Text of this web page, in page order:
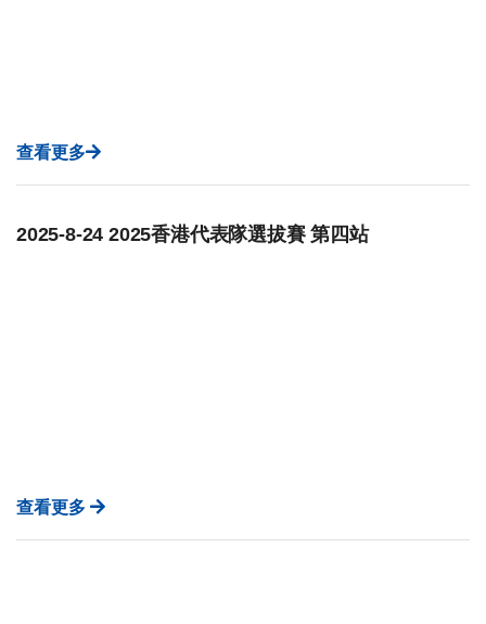
查看更多
2025-8-24 2025香港代表隊選拔賽 第四站
查看更多